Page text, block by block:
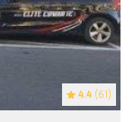
4.4 (61)